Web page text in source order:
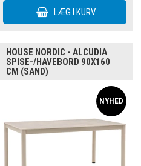
HOUSE NORDIC - ALCUDIA
SPISE-/HAVEBORD 90X160
CM (SAND)